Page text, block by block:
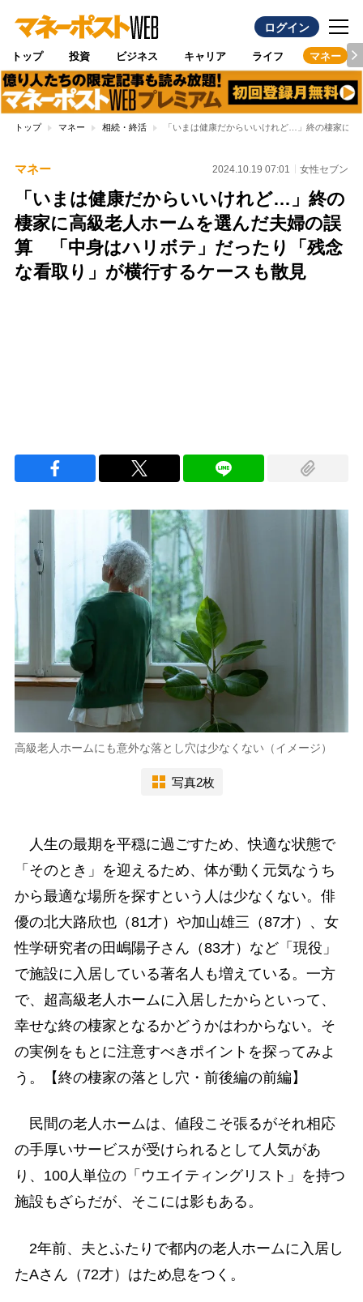
ログイン
トップ 投資 ビジネス キャリア ライフ マネー
トップ マネー 相続・終活 「いまは健康だからいいけれど…」終の棲家に
マネー 2024.10.19 07:01 女性セブン
「いまは健康だからいいけれど…」終の
棲家に高級老人ホームを選んだ夫婦の誤
算 「中身はハリボテ」だったり「残念
な看取り」が横行するケースも散見
高級老人ホームにも意外な落とし穴は少なくない（イメージ）
写真2枚
人生の最期を平穏に過ごすため、快適な状態で
「そのとき」を迎えるため、体が動く元気なうち
から最適な場所を探すという人は少なくない。俳
優の北大路欣也（81才）や加山雄三（87才）、女
性学研究者の田嶋陽子さん（83才）など「現役」
で施設に入居している著名人も増えている。一方
で、超高級老人ホームに入居したからといって、
幸せな終の棲家となるかどうかはわからない。そ
の実例をもとに注意すべきポイントを探ってみよ
う。【終の棲家の落とし穴・前後編の前編】
民間の老人ホームは、値段こそ張るがそれ相応
の手厚いサービスが受けられるとして人気があ
り、100人単位の「ウエイティングリスト」を持つ
施設もざらだが、そこには影もある。
2年前、夫とふたりで都内の老人ホームに入居し
たAさん（72才）はため息をつく。